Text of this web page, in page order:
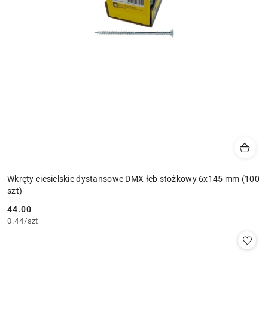
Wkręty ciesielskie dystansowe DMX łeb stożkowy 6x145 mm (100
szt)
Cena:
44.00
0.44/szt